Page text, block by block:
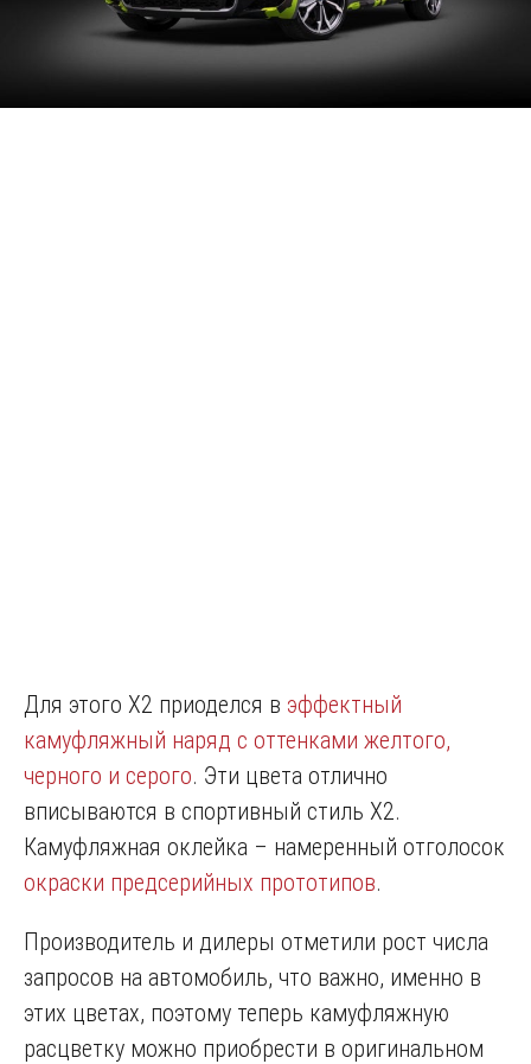
Для этого X2 приоделся в эффектный
камуфляжный наряд с оттенками желтого,
черного и серого. Эти цвета отлично
вписываются в спортивный стиль Х2.
Камуфляжная оклейка – намеренный отголосок
окраски предсерийных прототипов.
Производитель и дилеры отметили рост числа
запросов на автомобиль, что важно, именно в
этих цветах, поэтому теперь камуфляжную
расцветку можно приобрести в оригинальном